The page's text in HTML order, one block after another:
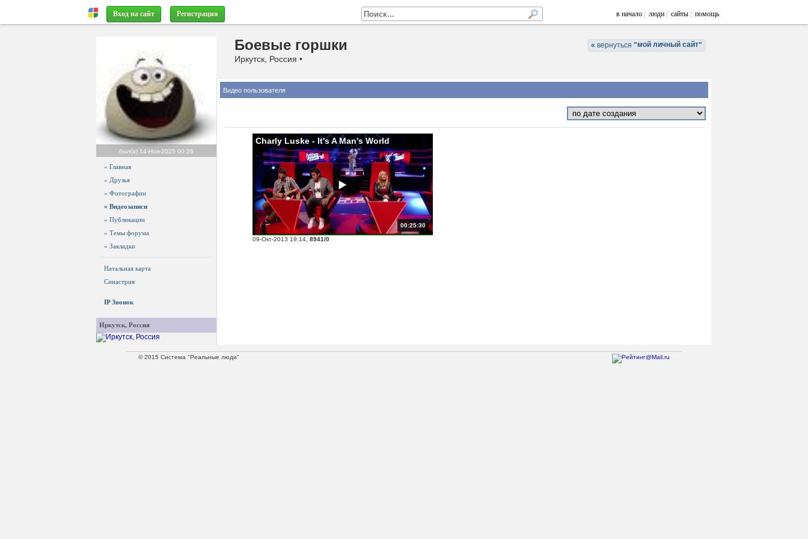
Вход на сайт Регистрация в начало люди сайты помощь
« вернуться "мой личный сайт"
Боевые горшки
Иркутск, Россия •
был(а) 14-Ноя-2025 00:26
» Главная
» Друзья
» Фотографии
» Видеозаписи
» Публикации
» Темы форума
» Закладки
Натальная карта
Синастрия
IP Звонок
Иркутск, Россия
Видео пользователя
Charly Luske - It's A Man's World
00:25:30
09-Окт-2013 19:14, 8941/0
© 2015 Система "Реальные люди"